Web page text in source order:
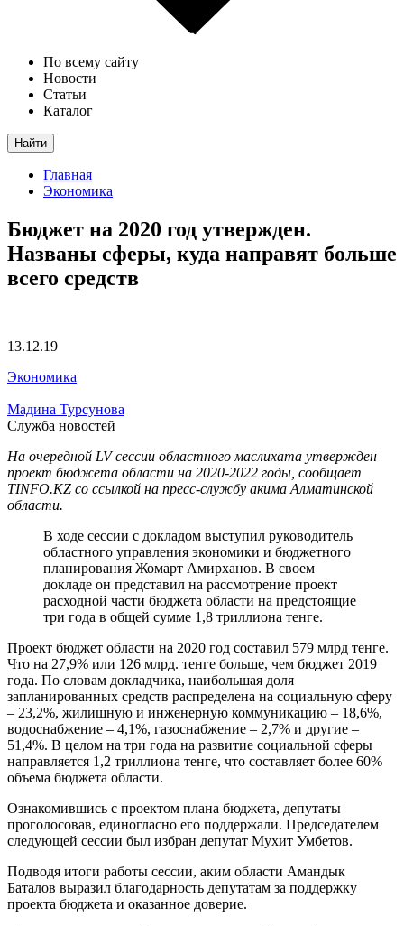
По всему сайту
Новости
Статьи
Каталог
Найти
Главная
Экономика
Бюджет на 2020 год утвержден.
Названы сферы, куда направят больше
всего средств
13.12.19
Экономика
Мадина Турсунова
Служба новостей
На очередной LV сессии областного маслихата утвержден
проект бюджета области на 2020-2022 годы, сообщает
TINFO.KZ со ссылкой на пресс-службу акима Алматинской
области.
В ходе сессии с докладом выступил руководитель
областного управления экономики и бюджетного
планирования Жомарт Амирханов. В своем
докладе он представил на рассмотрение проект
расходной части бюджета области на предстоящие
три года в общей сумме 1,8 триллиона тенге.
Проект бюджет области на 2020 год составил 579 млрд тенге.
Что на 27,9% или 126 млрд. тенге больше, чем бюджет 2019
года. По словам докладчика, наибольшая доля
запланированных средств распределена на социальную сферу
– 23,2%, жилищную и инженерную коммуникацию – 18,6%,
водоснабжение – 4,1%, газоснабжение – 2,7% и другие –
51,4%. В целом на три года на развитие социальной сферы
направляется 1,2 триллиона тенге, что составляет более 60%
объема бюджета области.
Ознакомившись с проектом плана бюджета, депутаты
проголосовав, единогласно его поддержали. Председателем
следующей сессии был избран депутат Мухит Умбетов.
Подводя итоги работы сессии, аким области Амандык
Баталов выразил благодарность депутатам за поддержку
проекта бюджета и оказанное доверие.